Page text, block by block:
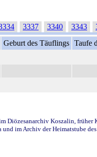
3337 3340 3343
Geburt des Täuflings Taufe
Diözesanarchiv Koszalin,
im Archiv der Heimatstube